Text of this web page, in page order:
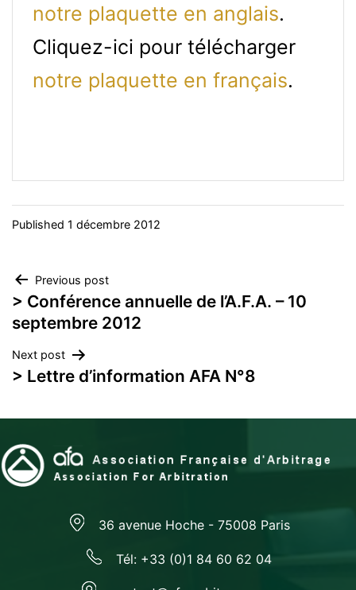
notre plaquette en anglais.
Cliquez-ici pour télécharger
notre plaquette en français.
Published 1 décembre 2012
Navigation
de
l’article
Previous post
> Conférence annuelle de l’A.F.A. – 10
septembre 2012
Next post
> Lettre d’information AFA N°8
36 avenue Hoche - 75008 Paris
Tél: +33 (0)1 84 60 62 04